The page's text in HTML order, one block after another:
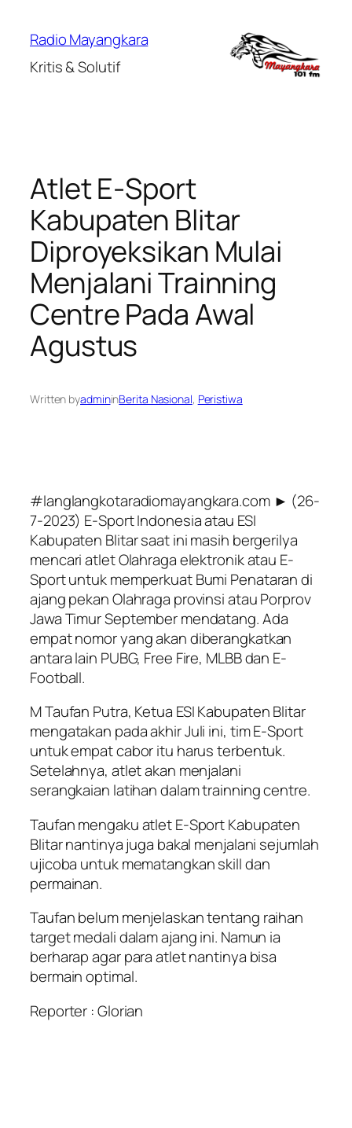
Radio Mayangkara
Kritis & Solutif
Atlet E-Sport
Kabupaten Blitar
Diproyeksikan Mulai
Menjalani Trainning
Centre Pada Awal
Agustus
Written byadmininBerita Nasional, Peristiwa
#langlangkotaradiomayangkara.com ► (26-
7-2023) E-Sport Indonesia atau ESI
Kabupaten Blitar saat ini masih bergerilya
mencari atlet Olahraga elektronik atau E-
Sport untuk memperkuat Bumi Penataran di
ajang pekan Olahraga provinsi atau Porprov
Jawa Timur September mendatang. Ada
empat nomor yang akan diberangkatkan
antara lain PUBG, Free Fire, MLBB dan E-
Football.
M Taufan Putra, Ketua ESI Kabupaten Blitar
mengatakan pada akhir Juli ini, tim E-Sport
untuk empat cabor itu harus terbentuk.
Setelahnya, atlet akan menjalani
serangkaian latihan dalam trainning centre.
Taufan mengaku atlet E-Sport Kabupaten
Blitar nantinya juga bakal menjalani sejumlah
ujicoba untuk mematangkan skill dan
permainan.
Taufan belum menjelaskan tentang raihan
target medali dalam ajang ini. Namun ia
berharap agar para atlet nantinya bisa
bermain optimal.
Reporter : Glorian